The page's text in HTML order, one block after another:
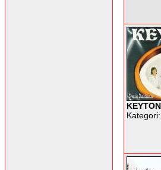
Kategori: